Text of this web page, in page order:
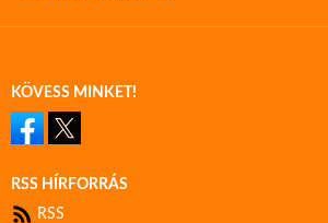
KÖVESS MINKET!
RSS HÍRFORRÁS
RSS